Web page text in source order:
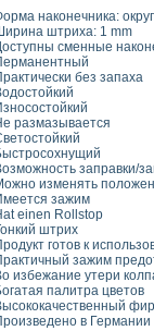
наконечника:
штриха: 1 mm
сменные
без запаха
размазывается
заправки/
изменять
зажим
einen Rollstop
штрих
готов к
зажим
избежание утери
палитра цветов
в Германии